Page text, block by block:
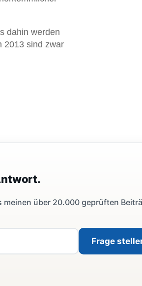
dahin werden
2013 sind zwar
über 20.000 geprüften
Frage